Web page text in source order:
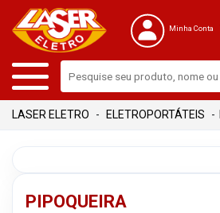
Minha Conta
ELETROPORTÁTEIS
PIPOQUEIRA